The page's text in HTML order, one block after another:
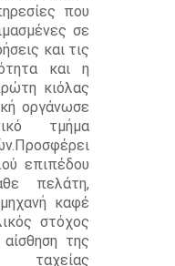
που
σε
και τις
και η
κιόλας
οργάνωσε
τμήμα
επιπέδου
πελάτη,
καφέ
στόχος
αίσθηση της
ταχείας